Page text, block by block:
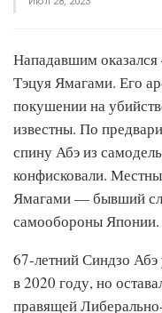
Нападавшим
Тэцуя Ямагами. Его
покушении на
известны. По
спину Абэ из
конфисковали.
Ямагами — бывший
самообороны Японии.
67-летний Синдзо Абэ
в 2020 году, но
правящей